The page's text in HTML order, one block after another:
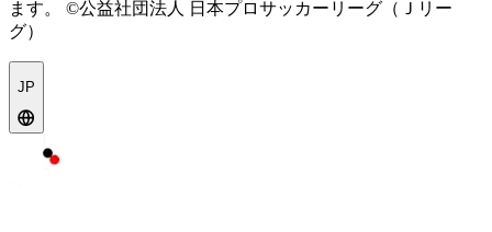
ます。
©公益社団法人 日本プロサッカーリーグ（Ｊリー
グ）
JP